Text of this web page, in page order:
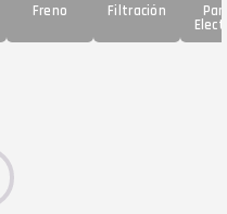
Freno Filtración